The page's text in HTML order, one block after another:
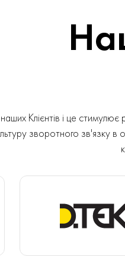
Клієнтів і це
зворотного зв'язку в